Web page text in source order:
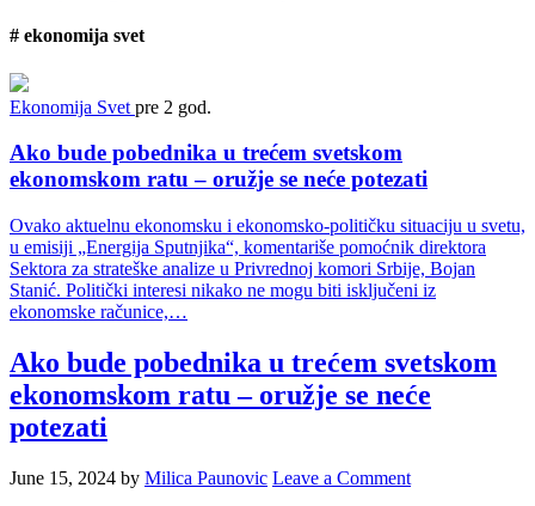
# ekonomija svet
Ekonomija Svet pre 2 god.
Ako bude pobednika u trećem svetskom
ekonomskom ratu – oružje se neće potezati
Ovako aktuelnu ekonomsku i ekonomsko-političku situaciju u svetu,
u emisiji „Energija Sputnjika“, komentariše pomoćnik direktora
Sektora za strateške analize u Privrednoj komori Srbije, Bojan
Stanić. Politički interesi nikako ne mogu biti isključeni iz
ekonomske računice,…
Ako bude pobednika u trećem svetskom
ekonomskom ratu – oružje se neće
potezati
June 15, 2024 by Milica Paunovic Leave a Comment